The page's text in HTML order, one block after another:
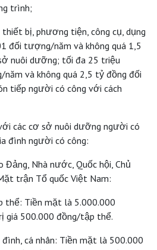
trình;
bị, phương tiện, công cụ, dụng
đối tượng/năm và không quá 1,5
nuôi dưỡng; tối đa 25 triệu
và không quá 2,5 tỷ đồng đối
tiếp người có công với cách
các cơ sở nuôi dưỡng người có
đình người có công:
Đảng, Nhà nước, Quốc hội, Chủ
trận Tổ quốc Việt Nam:
thể: Tiền mặt là 5.000.000
500.000 đồng/tập thể.
cá nhân: Tiền mặt là 500.000